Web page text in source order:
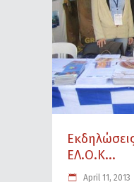
ΕΛ.Ο.Κ...
April 11, 2013